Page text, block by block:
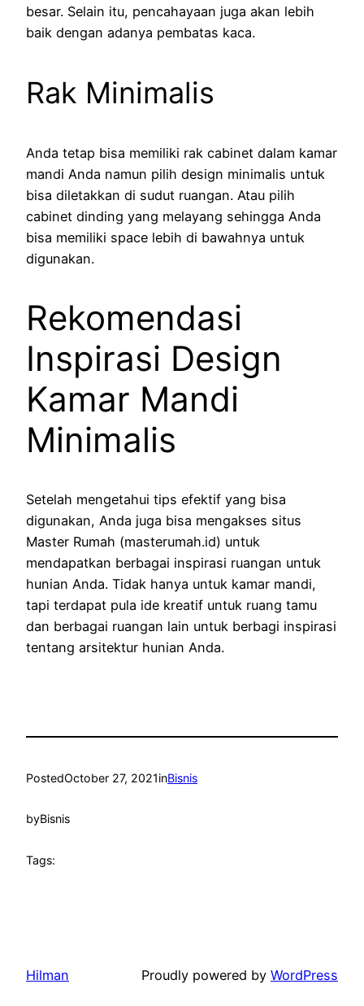
besar. Selain itu, pencahayaan juga akan lebih
baik dengan adanya pembatas kaca.
Rak Minimalis
Anda tetap bisa memiliki rak cabinet dalam kamar
mandi Anda namun pilih design minimalis untuk
bisa diletakkan di sudut ruangan. Atau pilih
cabinet dinding yang melayang sehingga Anda
bisa memiliki space lebih di bawahnya untuk
digunakan.
Rekomendasi
Inspirasi Design
Kamar Mandi
Minimalis
Setelah mengetahui tips efektif yang bisa
digunakan, Anda juga bisa mengakses situs
Master Rumah (masterumah.id) untuk
mendapatkan berbagai inspirasi ruangan untuk
hunian Anda. Tidak hanya untuk kamar mandi,
tapi terdapat pula ide kreatif untuk ruang tamu
dan berbagai ruangan lain untuk berbagi inspirasi
tentang arsitektur hunian Anda.
PostedOctober 27, 2021inBisnis
byBisnis
Tags:
Hilman Proudly powered by WordPress